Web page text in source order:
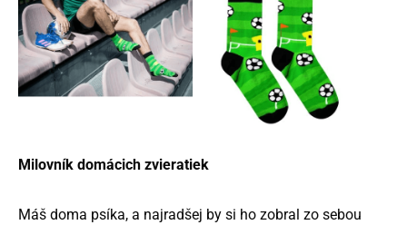
Milovník domácich zvieratiek
Máš doma psíka, a najradšej by si ho zobral zo sebou